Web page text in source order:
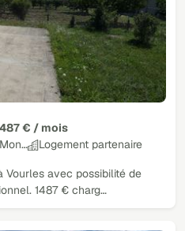
487 € / mois
Logement partenaire
Vourles avec possibilité de
1487 € charg…